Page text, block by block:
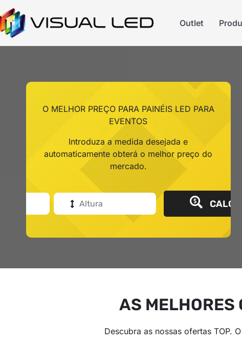
Outlet
O MELHOR PREÇO PARA PAINÉIS LED PARA
EVENTOS
Introduza a medida desejada e
automaticamente obterá o melhor preço do
mercado.
AS MELHORES
Descubra as nossas ofertas TOP.